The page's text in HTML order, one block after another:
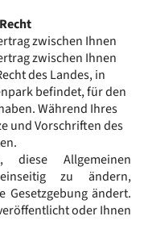
zwischen Ihnen
zwischen Ihnen
des Landes, in
befindet, für den
Während Ihres
und Vorschriften des
diese Allgemeinen
einseitig zu ändern,
Gesetzgebung ändert.
oder Ihnen